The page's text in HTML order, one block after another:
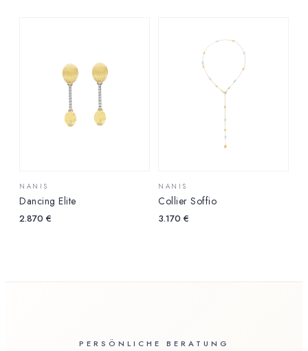
NANIS
Dancing Elite
2.870 €
NANIS
Collier Soffio
3.170 €
PERSÖNLICHE BERATUNG